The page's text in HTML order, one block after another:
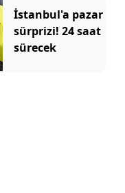
giyen genç kıza
bastonla vurdu
İstanbul'a pazar
sürprizi! 24 saat
sürecek